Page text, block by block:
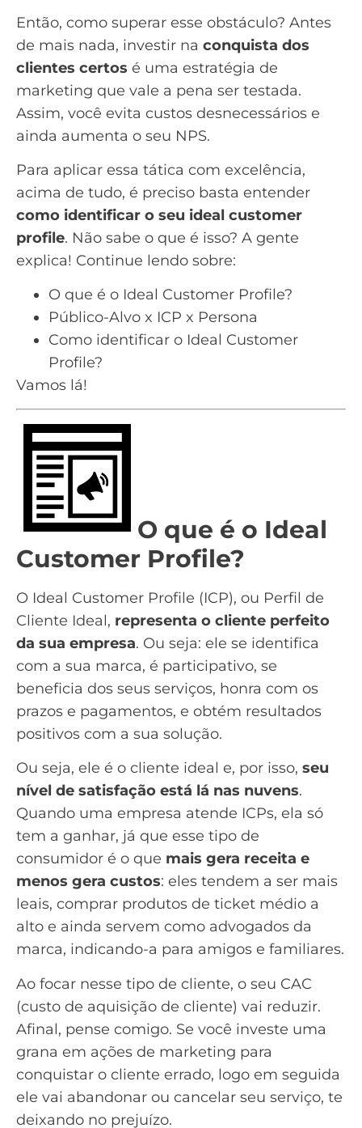
Então, como superar esse obstáculo? Antes
de mais nada, investir na conquista dos
clientes certos é uma estratégia de
marketing que vale a pena ser testada.
Assim, você evita custos desnecessários e
ainda aumenta o seu NPS.
Para aplicar essa tática com excelência,
acima de tudo, é preciso basta entender
como identificar o seu ideal customer
profile. Não sabe o que é isso? A gente
explica! Continue lendo sobre:
O que é o Ideal Customer Profile?
Público-Alvo x ICP x Persona
Como identificar o Ideal Customer
Profile?
Vamos lá!
O que é o Ideal
Customer Profile?
O Ideal Customer Profile (ICP), ou Perfil de
Cliente Ideal, representa o cliente perfeito
da sua empresa. Ou seja: ele se identifica
com a sua marca, é participativo, se
beneficia dos seus serviços, honra com os
prazos e pagamentos, e obtém resultados
positivos com a sua solução.
Ou seja, ele é o cliente ideal e, por isso, seu
nível de satisfação está lá nas nuvens.
Quando uma empresa atende ICPs, ela só
tem a ganhar, já que esse tipo de
consumidor é o que mais gera receita e
menos gera custos: eles tendem a ser mais
leais, comprar produtos de ticket médio a
alto e ainda servem como advogados da
marca, indicando-a para amigos e familiares.
Ao focar nesse tipo de cliente, o seu CAC
(custo de aquisição de cliente) vai reduzir.
Afinal, pense comigo. Se você investe uma
grana em ações de marketing para
conquistar o cliente errado, logo em seguida
ele vai abandonar ou cancelar seu serviço, te
deixando no prejuízo.